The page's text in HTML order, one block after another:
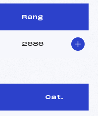
Rang
2686
Cat.